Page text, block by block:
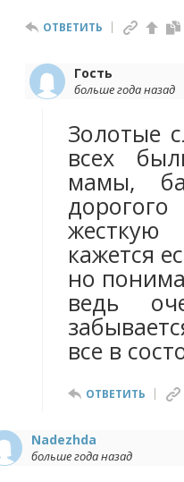
ОТВЕТИТЬ
Гость
больше года назад
Золотые
всех
мамы,
кажется
но
ведь
все в
ОТВЕТИТЬ
Nadezhda
больше года назад